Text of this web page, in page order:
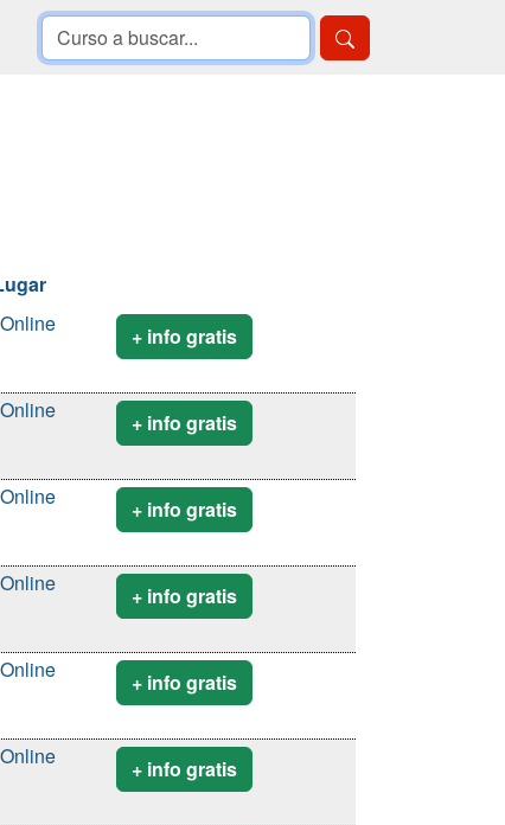
Online + info gratis
Online + info gratis
Online + info gratis
Online + info gratis
Online + info gratis
Online + info gratis